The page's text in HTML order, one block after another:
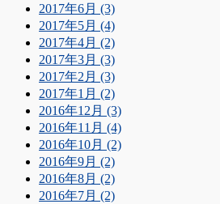
2017年6月 (3)
2017年5月 (4)
2017年4月 (2)
2017年3月 (3)
2017年2月 (3)
2017年1月 (2)
2016年12月 (3)
2016年11月 (4)
2016年10月 (2)
2016年9月 (2)
2016年8月 (2)
2016年7月 (2)